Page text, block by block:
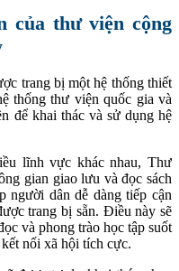
của thư viện cộng
trang bị một hệ thống thiết
thống thư viện quốc gia và
để khai thác và sử dụng hệ
lĩnh vực khác nhau, Thư
gian giao lưu và đọc sách
người dân dễ dàng tiếp cận
trang bị sẵn. Điều này sẽ
và phong trào học tập suốt
nối xã hội tích cực.